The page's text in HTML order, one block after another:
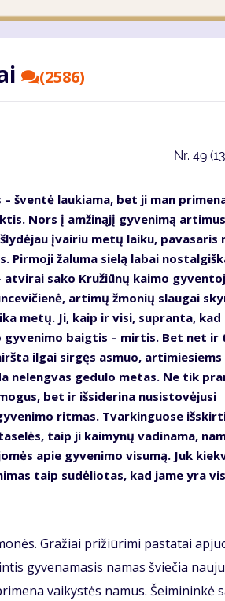
(2586)
Nr. 49
– šven­tė lau­kia­ma, bet ji man
Nors į am­ži­ną­jį gy­ve­ni­mą ar­ti­mus
įvai­riu me­tų lai­ku, pa­va­sa­ris
Pir­mo­ji ža­lu­ma sie­lą la­bai
at­vi­rai sa­ko Kru­žiū­nų kai­mo
ar­ti­mų žmo­nių slau­gai
me­tų. Ji, kaip ir vi­si, su­pran­ta,
gy­ve­ni­mo baig­tis – mir­tis. Bet net
il­gai sir­gęs as­muo, ar­ti­mie­siems
ne­leng­vas ge­du­lo me­tas. Ne tik
bet ir iš­si­de­ri­na nu­si­sto­vė­ju­si
rit­mas. Tvar­kin­guo­se
taip ji kai­my­nų va­di­na­ma,
apie gy­ve­ni­mo vi­su­mą. Juk
taip su­dė­lio­tas, kad ja­me yra
Gra­žiai pri­žiū­ri­mi pa­sta­tai
gy­ve­na­ma­sis na­mas švie­čia nau­ju
vai­kys­tės na­mus. Šei­mi­nin­kė